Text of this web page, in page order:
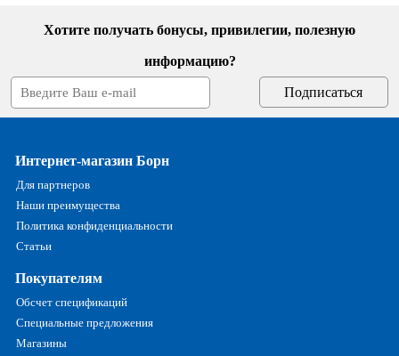
Хотите получать бонусы, привилегии, полезную
информацию?
Интернет-магазин Борн
Для партнеров
Наши преимущества
Политика конфиденциальности
Статьи
Покупателям
Обсчет спецификаций
Специальные предложения
Магазины